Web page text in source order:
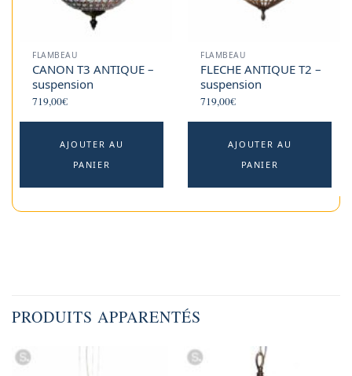
FLAMBEAU
CANON T3 ANTIQUE –
suspension
719,00€
AJOUTER AU
PANIER
FLAMBEAU
FLECHE ANTIQUE T2 –
suspension
719,00€
AJOUTER AU
PANIER
PRODUITS APPARENTÉS